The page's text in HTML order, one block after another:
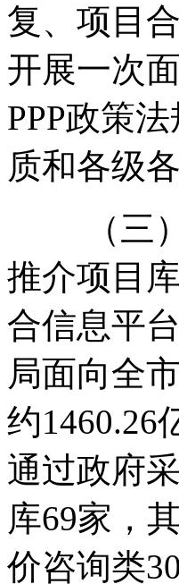
复、项目
开展一次
PPP政策
质和各级
（三）
推介项目
合信息平
局面向全
约1460.26
通过政府
库69家，
价咨询类